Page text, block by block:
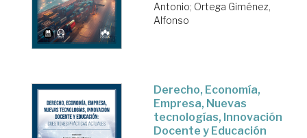
Antonio; Ortega Giménez,
Alfonso
Derecho, Economía,
Empresa, Nuevas
tecnologías, Innovación
Docente y Educación